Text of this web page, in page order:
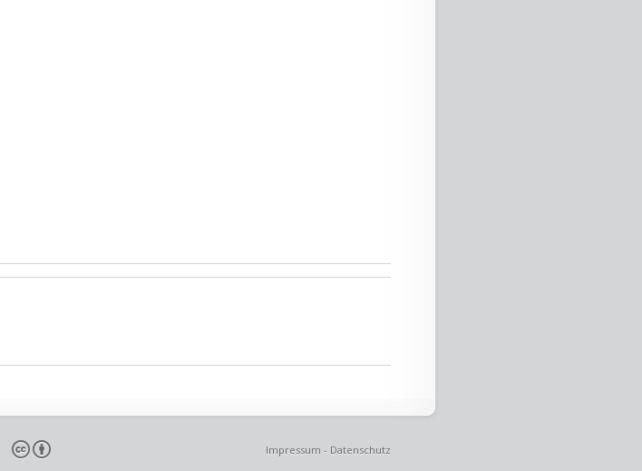
Impressum - Datenschutz
cb